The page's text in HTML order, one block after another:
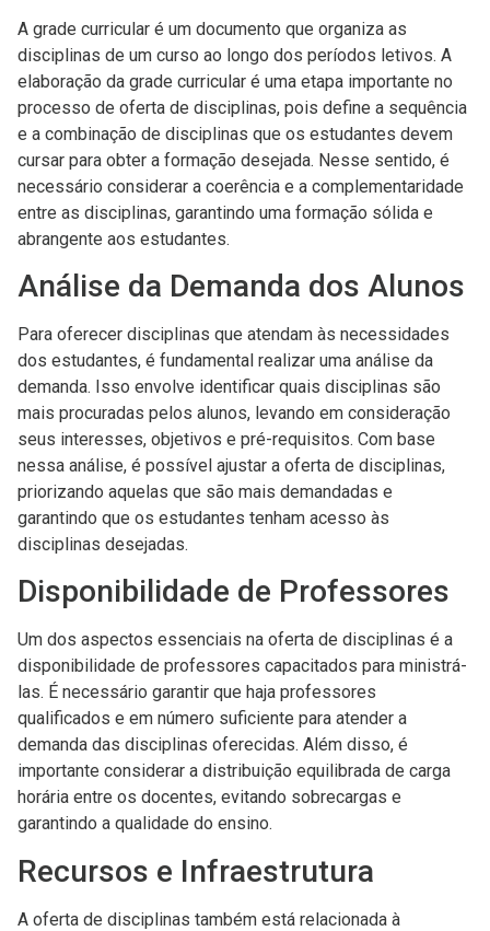
A grade curricular é um documento que organiza as
disciplinas de um curso ao longo dos períodos letivos. A
elaboração da grade curricular é uma etapa importante no
processo de oferta de disciplinas, pois define a sequência
e a combinação de disciplinas que os estudantes devem
cursar para obter a formação desejada. Nesse sentido, é
necessário considerar a coerência e a complementaridade
entre as disciplinas, garantindo uma formação sólida e
abrangente aos estudantes.
Análise da Demanda dos Alunos
Para oferecer disciplinas que atendam às necessidades
dos estudantes, é fundamental realizar uma análise da
demanda. Isso envolve identificar quais disciplinas são
mais procuradas pelos alunos, levando em consideração
seus interesses, objetivos e pré-requisitos. Com base
nessa análise, é possível ajustar a oferta de disciplinas,
priorizando aquelas que são mais demandadas e
garantindo que os estudantes tenham acesso às
disciplinas desejadas.
Disponibilidade de Professores
Um dos aspectos essenciais na oferta de disciplinas é a
disponibilidade de professores capacitados para ministrá-
las. É necessário garantir que haja professores
qualificados e em número suficiente para atender a
demanda das disciplinas oferecidas. Além disso, é
importante considerar a distribuição equilibrada de carga
horária entre os docentes, evitando sobrecargas e
garantindo a qualidade do ensino.
Recursos e Infraestrutura
A oferta de disciplinas também está relacionada à